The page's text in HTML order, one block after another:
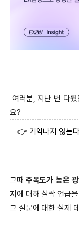
여러분, 지난 번 다뤘
요?
👉 기억나지 않는다
그때주목도가 높은
지 에 대해 살짝 언급
그 질문에 대한 실제